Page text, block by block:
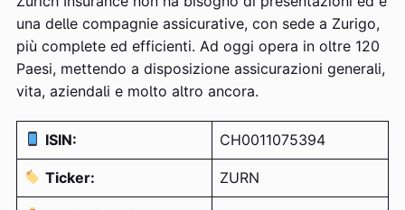
una delle compagnie assicurative, con sede a Zurigo,
più complete ed efficienti. Ad oggi opera in oltre 120
Paesi, mettendo a disposizione assicurazioni generali,
vita, aziendali e molto altro ancora.
ISIN: CH0011075394
Ticker: ZURN